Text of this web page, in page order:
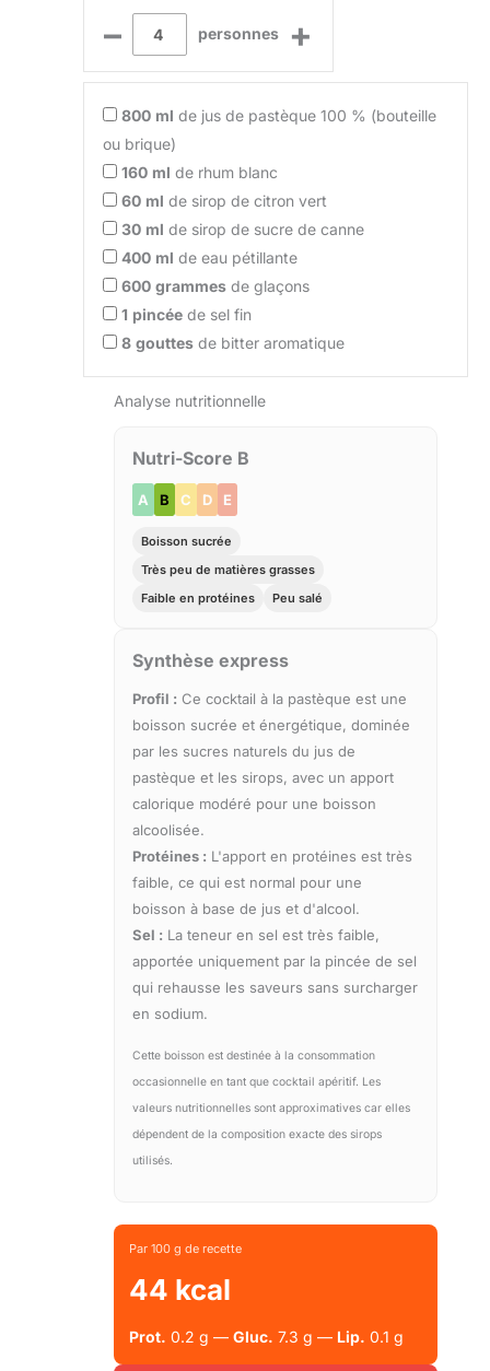
– personnes +
800 ml de jus de pastèque 100 % (bouteille
ou brique)
160 ml de rhum blanc
60 ml de sirop de citron vert
30 ml de sirop de sucre de canne
400 ml de eau pétillante
600 grammes de glaçons
1 pincée de sel fin
8 gouttes de bitter aromatique
Analyse nutritionnelle
Nutri-Score B
A B C D E
Boisson sucrée
Très peu de matières grasses
Faible en protéines
Peu salé
Synthèse express
Profil : Ce cocktail à la pastèque est une
boisson sucrée et énergétique, dominée
par les sucres naturels du jus de
pastèque et les sirops, avec un apport
calorique modéré pour une boisson
alcoolisée.
Protéines : L'apport en protéines est très
faible, ce qui est normal pour une
boisson à base de jus et d'alcool.
Sel : La teneur en sel est très faible,
apportée uniquement par la pincée de sel
qui rehausse les saveurs sans surcharger
en sodium.
Cette boisson est destinée à la consommation
occasionnelle en tant que cocktail apéritif. Les
valeurs nutritionnelles sont approximatives car elles
dépendent de la composition exacte des sirops
utilisés.
Par 100 g de recette
44 kcal
Prot. 0.2 g — Gluc. 7.3 g — Lip. 0.1 g